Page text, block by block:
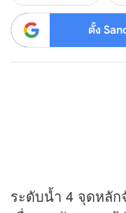
ตั้ง
ระดับน้ำ 4 จุดหลั